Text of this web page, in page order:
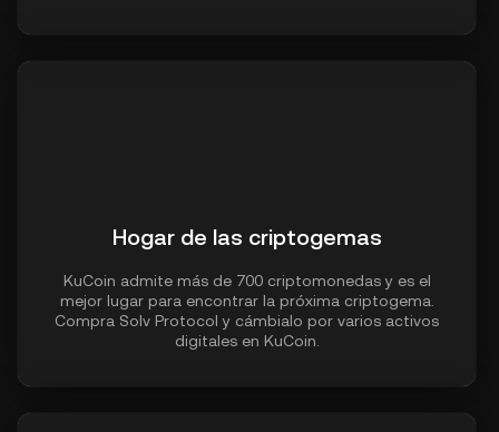
Hogar de las criptogemas
KuCoin admite más de 700 criptomonedas y es el
mejor lugar para encontrar la próxima criptogema.
Compra Solv Protocol y cámbialo por varios activos
digitales en KuCoin.